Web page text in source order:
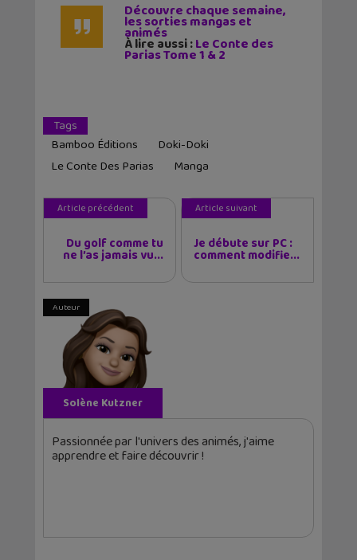
Découvre chaque semaine,
les sorties mangas et
animés
À lire aussi :Le Conte des
Parias Tome 1 & 2
Tags
Bamboo Éditions
Doki-Doki
Le Conte Des Parias
Manga
Article précédent
Du golf comme tu
ne l’as jamais vu...
Article suivant
Je débute sur PC :
comment modifie...
Auteur
Solène Kutzner
Passionnée par l'univers des animés, j'aime
apprendre et faire découvrir !